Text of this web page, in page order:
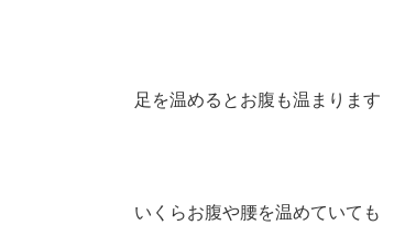
足を温めるとお腹も温まります
いくらお腹や腰を温めていても